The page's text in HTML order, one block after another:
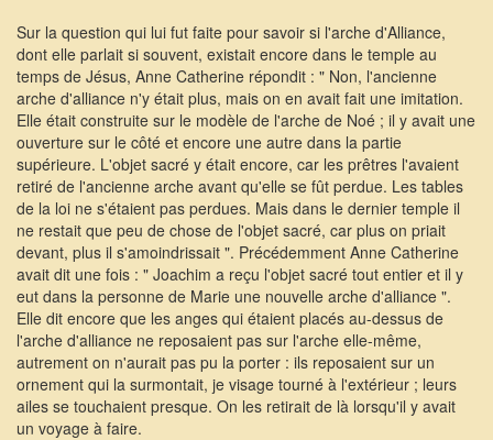
Sur la question qui lui fut faite pour savoir si l'arche d'Alliance,
dont elle parlait si souvent, existait encore dans le temple au
temps de Jésus, Anne Catherine répondit : " Non, l'ancienne
arche d'alliance n'y était plus, mais on en avait fait une imitation.
Elle était construite sur le modèle de l'arche de Noé ; il y avait une
ouverture sur le côté et encore une autre dans la partie
supérieure. L'objet sacré y était encore, car les prêtres l'avaient
retiré de l'ancienne arche avant qu'elle se fût perdue. Les tables
de la loi ne s'étaient pas perdues. Mais dans le dernier temple il
ne restait que peu de chose de l'objet sacré, car plus on priait
devant, plus il s'amoindrissait ". Précédemment Anne Catherine
avait dit une fois : " Joachim a reçu l'objet sacré tout entier et il y
eut dans la personne de Marie une nouvelle arche d'alliance ".
Elle dit encore que les anges qui étaient placés au-dessus de
l'arche d'alliance ne reposaient pas sur l'arche elle-même,
autrement on n'aurait pas pu la porter : ils reposaient sur un
ornement qui la surmontait, je visage tourné à l'extérieur ; leurs
ailes se touchaient presque. On les retirait de là lorsqu'il y avait
un voyage à faire.